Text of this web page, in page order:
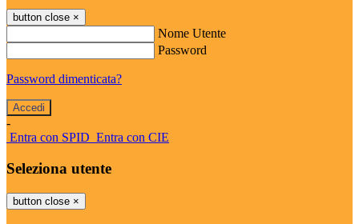
button close ×
Nome Utente
Password
Password dimenticata?
-
Entra con SPID Entra con CIE
Seleziona utente
button close ×